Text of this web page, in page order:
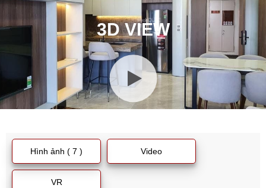
3D VIEW
Hình ảnh ( 7 ) Video
VR